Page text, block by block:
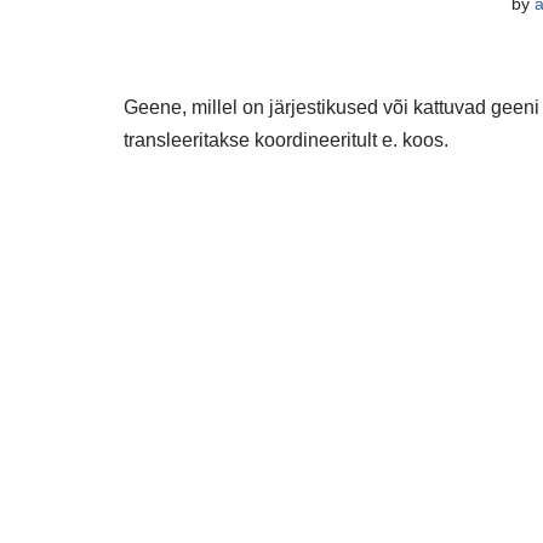
Geene, millel on järjestikused või kattuvad
transleeritakse koordineeritult e. koos.